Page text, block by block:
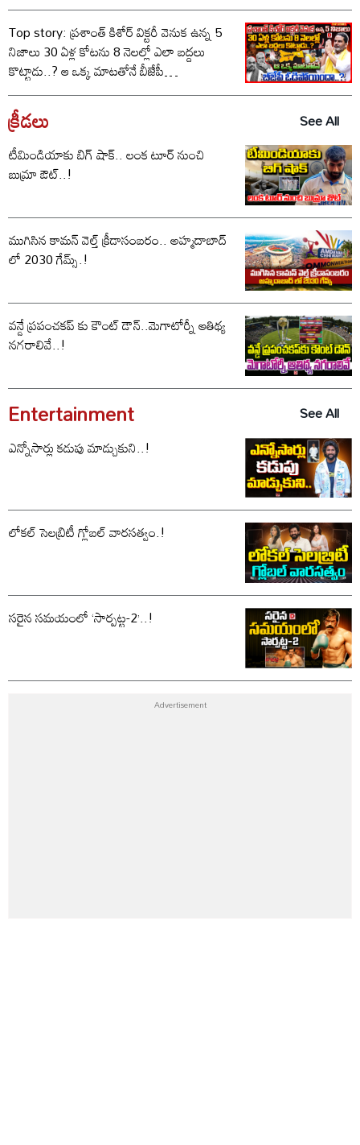
Top story: ప్రశాంత్ కిశోర్ విక్టరీ వెనుక ఉన్న 5
నిజాలు 30 ఏళ్ల కోటను 8 నెలల్లో ఎలా బద్దలు
కొట్టాడు..? ఆ ఒక్క మాటతోనే బీజేపీ
ఓడిపోయిందా..?
క్రీడలు
See All
టీమిండియాకు బిగ్ షాక్.. లంక టూర్ నుంచి
బుమ్రా ఔట్..!
ముగిసిన కామన్ వెల్త్ క్రీడాసంబరం.. అహ్మదాబాద్
లో 2030 గేమ్స్.!
వన్డే ప్రపంచకప్ కు కౌంట్ డౌన్..మెగాటోర్నీ ఆతిథ్య
నగరాలివే..!
Entertainment
See All
ఎన్నోసార్లు కడుపు మాడ్చుకుని..!
లోకల్ సెలబ్రిటీ గ్లోబల్ వారసత్వం.!
సరైన సమయంలో ‘సార్పట్ట-2’..!